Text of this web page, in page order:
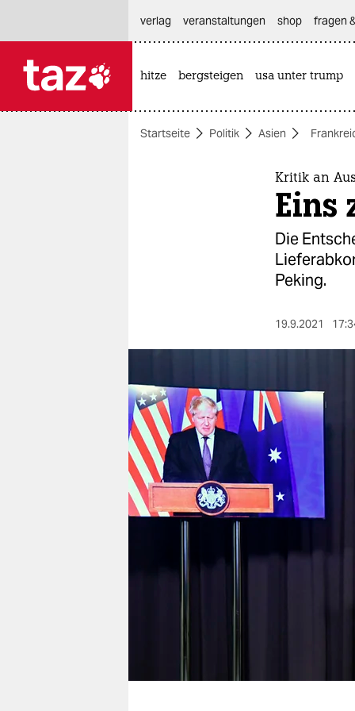
themen
nord
wahrheit
verlag
verlag
veranstaltungen
fragen & hilfe
unterstützen
genossenschaft
verlag
veranstaltungen shop fragen
hitze bergsteigen usa unter trump
Startseite Politik Asien
Kritik an
Eins
Die
Peking.
19.9.2021